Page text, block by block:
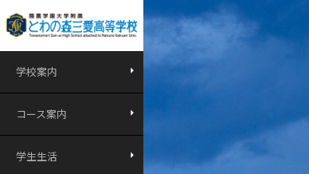
学校案内
コース案内
学生生活